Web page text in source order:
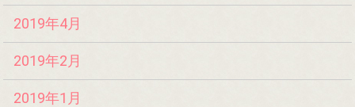
2019年4月
2019年2月
2019年1月